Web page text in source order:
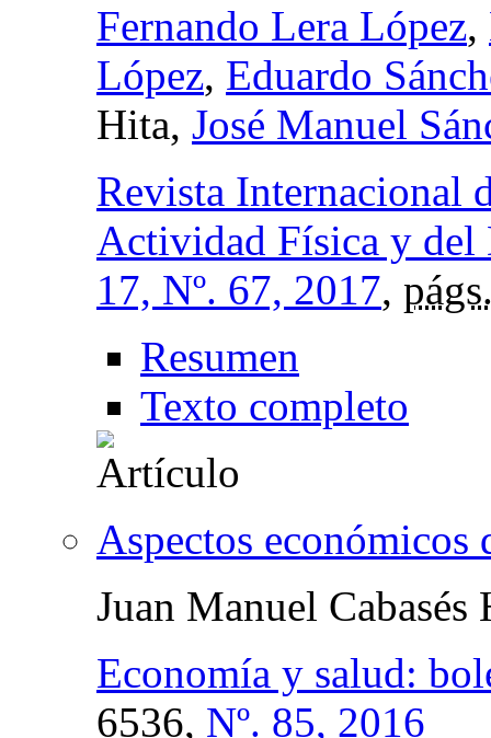
Fernando Lera López,
López, Eduardo
Hita, José Manuel
Revista Internacional
Actividad Física y del
17, Nº. 67, 2017,
Resumen
Texto completo
Aspectos económicos
Juan Manuel Cabasés
Economía y salud:
6536, Nº. 85, 2016